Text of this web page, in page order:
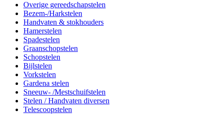
Overige gereedschapstelen
Bezem-/Harkstelen
Handvaten & stokhouders
Hamerstelen
Spadestelen
Graanschopstelen
Schopstelen
Bijlstelen
Vorkstelen
Gardena stelen
Sneeuw- /Mestschuifstelen
Stelen / Handvaten diversen
Telescoopstelen